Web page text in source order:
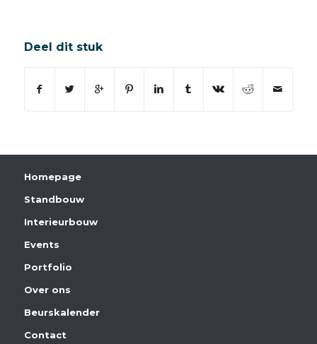
Deel dit stuk
Homepage
Standbouw
Interieurbouw
Events
Portfolio
Over ons
Beurskalender
Contact